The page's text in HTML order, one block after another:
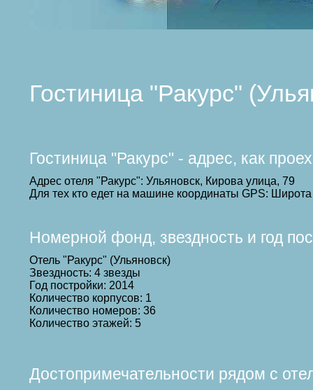
Гостиница "Ракурс"
Гостиница "Ракурс" - адрес, как
Адрес отеля "Ракурс": Ульяновск, Кирова улица, 79
Для тех кто едет на машине координаты GPS:
Номерной фонд, звездность и год
Отель "Ракурс" (Ульяновск)
Звездность: 4 звезды
Год постройки: 2014
Количество корпусов: 1
Количество номеров: 36
Количество этажей: 5
Достопримечательности рядом с